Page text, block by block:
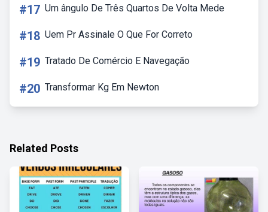
#17 Um ângulo De Três Quartos De Volta Mede
#18 Uem Pr Assinale O Que For Correto
#19 Tratado De Comércio E Navegação
#20 Transformar Kg Em Newton
Related Posts